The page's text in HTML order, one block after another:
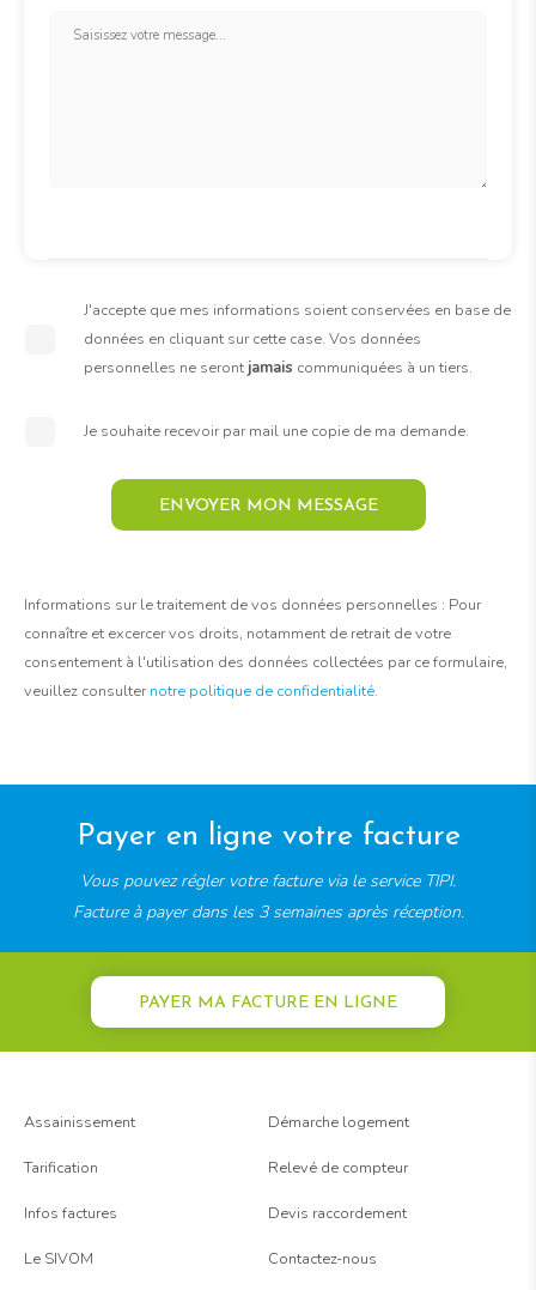
J'accepte que mes informations soient conservées en base de
données en cliquant sur cette case. Vos données
personnelles ne seront jamais communiquées à un tiers.
Je souhaite recevoir par mail une copie de ma demande.
ENVOYER MON MESSAGE
Informations sur le traitement de vos données personnelles : Pour
connaître et excercer vos droits, notamment de retrait de votre
consentement à l'utilisation des données collectées par ce formulaire,
veuillez consulternotre politique de confidentialité.
Payer en ligne votre facture
Vous pouvez régler votre facture via le service TIPI.
Facture à payer dans les 3 semaines après réception.
PAYER MA FACTURE EN LIGNE
Assainissement
Tarification
Infos factures
Démarche logement
Relevé de compteur
Devis raccordement
Le SIVOM Contactez-nous